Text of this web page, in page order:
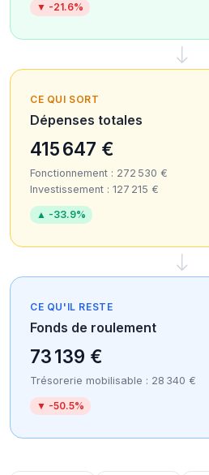
▼ -21.6%
CE QUI SORT
Dépenses totales
415 647 €
Fonctionnement : 272 530 €
Investissement : 127 215 €
▲ -33.9%
CE QU'IL RESTE
Fonds de roulement
73 139 €
Trésorerie mobilisable : 28 340 €
▼ -50.5%